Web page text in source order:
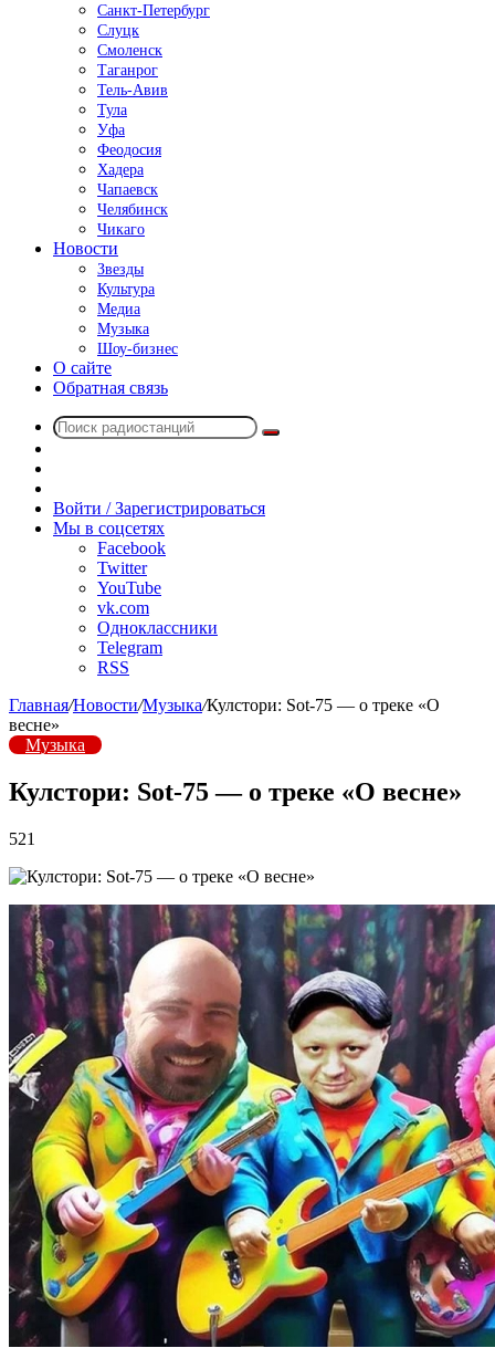
Санкт-Петербург
Слуцк
Смоленск
Таганрог
Тель-Авив
Тула
Уфа
Феодосия
Хадера
Чапаевск
Челябинск
Чикаго
Новости
Звезды
Культура
Медиа
Музыка
Шоу-бизнес
О сайте
Обратная связь
Поиск
радио
Войти / Зарегистрироваться
Мы в соцсетях
Facebook
Twitter
YouTube
vk.com
Одноклассники
Telegram
RSS
Главная/Новости/Музыка/Кулстори: Sot-75 — о треке «О
весне»
Музыка
Кулстори: Sot-75 — о треке «О весне»
521